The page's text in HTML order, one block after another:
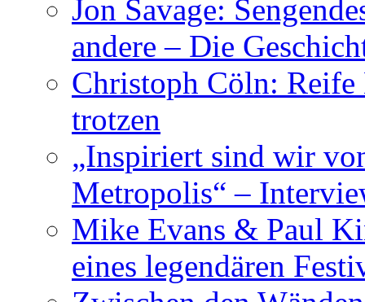
Jon Savage:
andere – Die
Christoph Cöln:
trotzen
„Inspiriert sind wir
Metropolis“ –
Mike Evans & Paul
eines legendären